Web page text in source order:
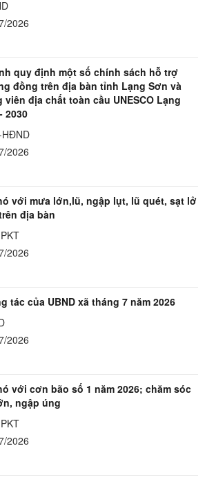
2026
quy định một số chính sách hỗ trợ
đồng trên địa bàn tỉnh Lạng Sơn và
địa chất toàn cầu UNESCO Lạng
2030
HĐND
2026
với mưa lớn,lũ, ngập lụt, lũ quét, sạt lở
địa bàn
2026
tác của UBND xã tháng 7 năm 2026
2026
với cơn bão số 1 năm 2026; chăm sóc
ngập úng
2026